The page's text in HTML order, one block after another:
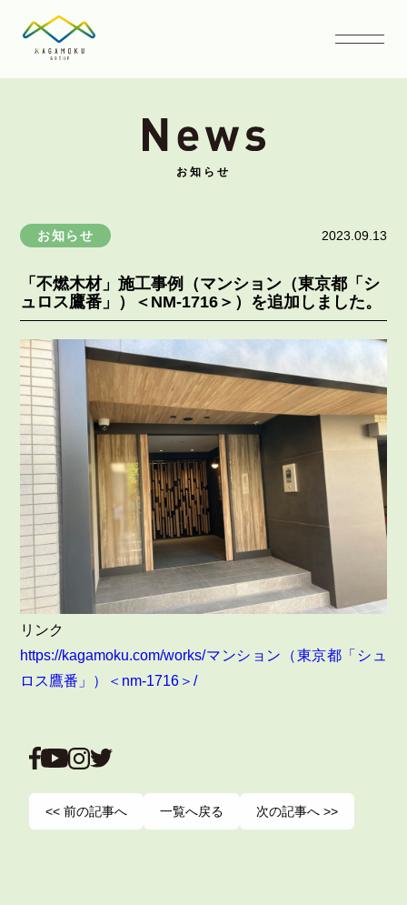
お知らせ
お知らせ 2023.09.13
「不燃木材」施工事例（マンション（東京都「シ
ュロス鷹番」）＜NM-1716＞）を追加しました。
リンク
https://kagamoku.com/works/マンション（東京都「シュ
ロス鷹番」）＜nm-1716＞/
<< 前の記事へ 一覧へ戻る 次の記事へ >>